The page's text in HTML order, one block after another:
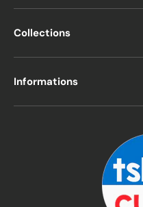
Collections
Informations